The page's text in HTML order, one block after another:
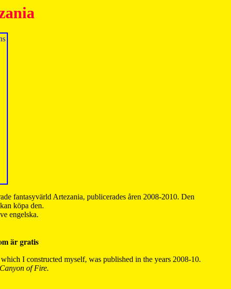
fantasyvärld Artezania, publicerades åren 2008-2010. Den
köpa den.
engelska.
är gratis
I constructed myself, was published in the years 2008-10.
of Fire.